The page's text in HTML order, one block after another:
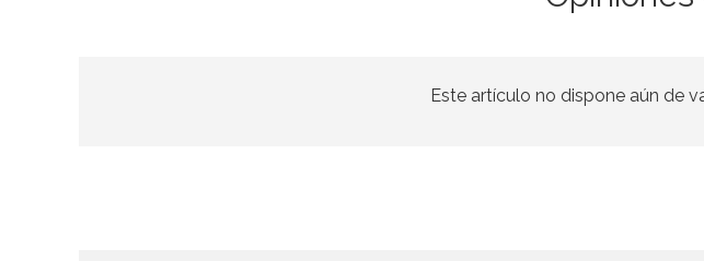
Este artículo no dispone aún de